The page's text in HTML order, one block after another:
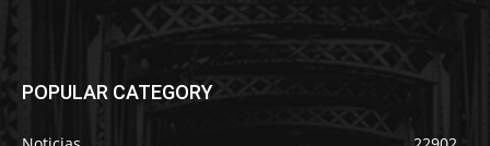
POPULAR CATEGORY